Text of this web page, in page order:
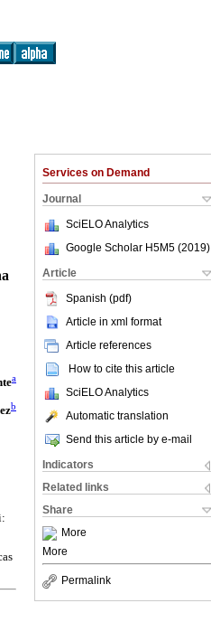
Services on Demand
Journal
SciELO Analytics
Google Scholar H5M5 (2019)
Article
Spanish (pdf)
Article in xml format
Article references
How to cite this article
SciELO Analytics
Automatic translation
Send this article by e-mail
Indicators
Related links
Share
More
More
Permalink
a
b